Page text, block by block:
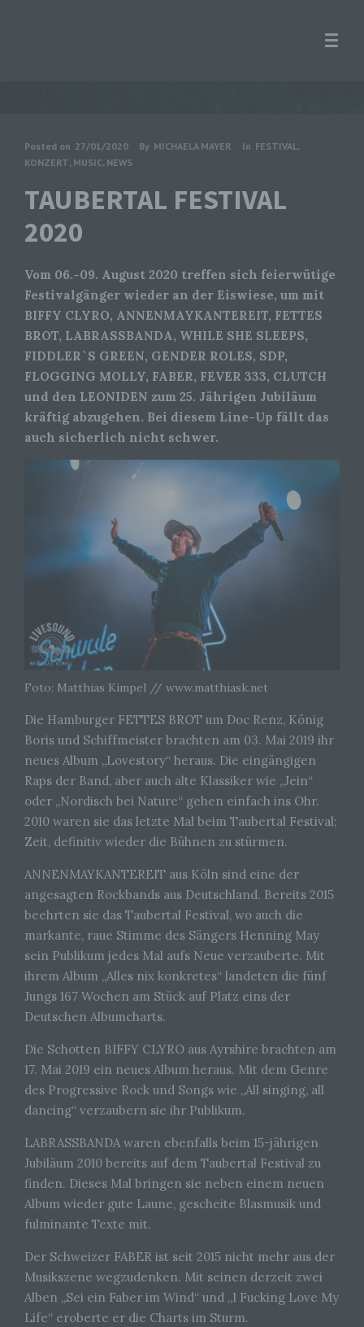
Posted on 27/01/2020 By MICHAELA MAYER In FESTIVAL,
KONZERT, MUSIC, NEWS
TAUBERTAL FESTIVAL
2020
Vom 06.-09. August 2020 treffen sich feierwütige
Festivalgänger wieder an der Eiswiese, um mit
BIFFY CLYRO, ANNENMAYKANTEREIT, FETTES
BROT, LABRASSBANDA, WHILE SHE SLEEPS,
FIDDLER`S GREEN, GENDER ROLES, SDP,
FLOGGING MOLLY, FABER, FEVER 333, CLUTCH
und den LEONIDEN zum 25. Jährigen Jubiläum
kräftig abzugehen. Bei diesem Line-Up fällt das
auch sicherlich nicht schwer.
Foto: Matthias Kimpel // www.matthiask.net
Die Hamburger FETTES BROT um Doc Renz, König
Boris und Schiffmeister brachten am 03. Mai 2019 ihr
neues Album „Lovestory“ heraus. Die eingängigen
Raps der Band, aber auch alte Klassiker wie „Jein“
oder „Nordisch bei Nature“ gehen einfach ins Ohr.
2010 waren sie das letzte Mal beim Taubertal Festival;
Zeit, definitiv wieder die Bühnen zu stürmen.
ANNENMAYKANTEREIT aus Köln sind eine der
angesagten Rockbands aus Deutschland. Bereits 2015
beehrten sie das Taubertal Festival, wo auch die
markante, raue Stimme des Sängers Henning May
sein Publikum jedes Mal aufs Neue verzauberte. Mit
ihrem Album „Alles nix konkretes“ landeten die fünf
Jungs 167 Wochen am Stück auf Platz eins der
Deutschen Albumcharts.
Die Schotten BIFFY CLYRO aus Ayrshire brachten am
17. Mai 2019 ein neues Album heraus. Mit dem Genre
des Progressive Rock und Songs wie „All singing, all
dancing“ verzaubern sie ihr Publikum.
LABRASSBANDA waren ebenfalls beim 15-jährigen
Jubiläum 2010 bereits auf dem Taubertal Festival zu
finden. Dieses Mal bringen sie neben einem neuen
Album wieder gute Laune, gescheite Blasmusik und
fulminante Texte mit.
Der Schweizer FABER ist seit 2015 nicht mehr aus der
Musikszene wegzudenken. Mit seinen derzeit zwei
Alben „Sei ein Faber im Wind“ und „I Fucking Love My
Life“ eroberte er die Charts im Sturm.